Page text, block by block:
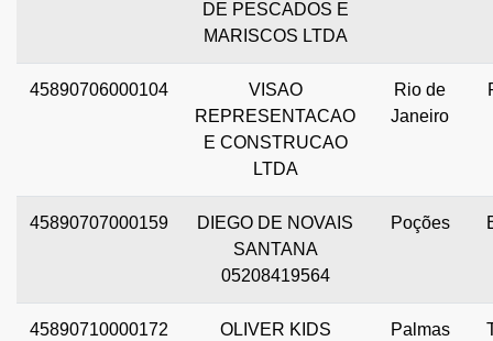
DE PESCADOS E
MARISCOS LTDA
45890706000104
VISAO
REPRESENTACAO
E CONSTRUCAO
LTDA
Rio de
Janeiro
45890707000159
DIEGO DE NOVAIS
SANTANA
05208419564
Poções
45890710000172
OLIVER KIDS
Palmas